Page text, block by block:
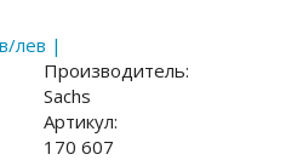
лев |
Производитель:
Sachs
Артикул:
170 607